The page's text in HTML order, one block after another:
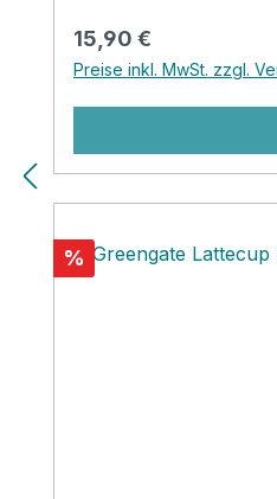
Regulärer Preis:
15,90 €
Preise inkl. MwSt. zzgl.
Rabatt
%